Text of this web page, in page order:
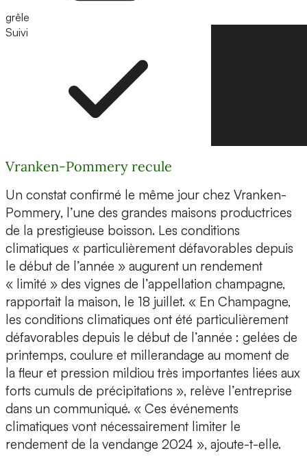
grêle
Suivi
Vranken-Pommery recule
Un constat confirmé le même jour chez Vranken-
Pommery, l’une des grandes maisons productrices
de la prestigieuse boisson. Les conditions
climatiques « particulièrement défavorables depuis
le début de l’année » augurent un rendement
« limité » des vignes de l’appellation champagne,
rapportait la maison, le 18 juillet. « En Champagne,
les conditions climatiques ont été particulièrement
défavorables depuis le début de l’année : gelées de
printemps, coulure et millerandage au moment de
la fleur et pression mildiou très importantes liées aux
forts cumuls de précipitations », relève l’entreprise
dans un communiqué. « Ces événements
climatiques vont nécessairement limiter le
rendement de la vendange 2024 », ajoute-t-elle.